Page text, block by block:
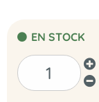
EN STOCK